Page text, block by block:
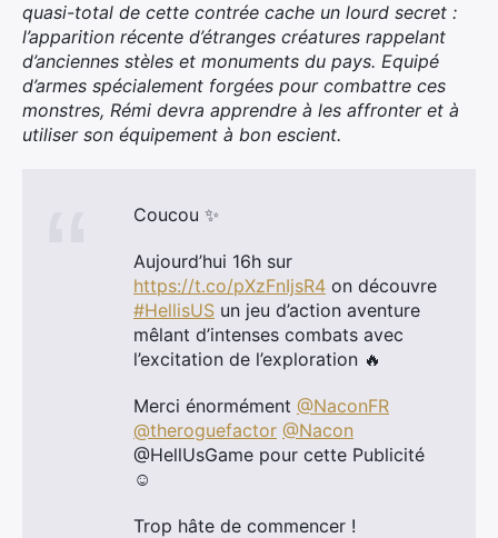
quasi-total de cette contrée cache un lourd secret :
l’apparition récente d’étranges créatures rappelant
d’anciennes stèles et monuments du pays. Equipé
d’armes spécialement forgées pour combattre ces
monstres, Rémi devra apprendre à les affronter et à
utiliser son équipement à bon escient.
Coucou ✨
Aujourd’hui 16h sur
https://t.co/pXzFnIjsR4 on découvre
#HellisUS un jeu d’action aventure
mêlant d’intenses combats avec
l’excitation de l’exploration 🔥
Merci énormément @NaconFR
@theroguefactor @Nacon
@HellUsGame pour cette Publicité
☺️
Trop hâte de commencer !